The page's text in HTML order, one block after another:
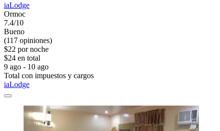
iaLodge
Ormoc
7.4/10
Bueno
(117 opiniones)
$22 por noche
$24 en total
9 ago - 10 ago
Total con impuestos y cargos
iaLodge